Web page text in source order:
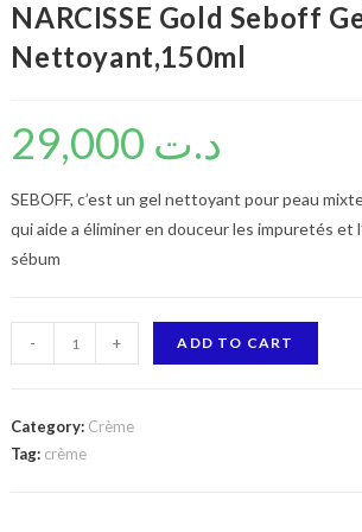
NARCISSE Gold Seboff
Nettoyant,150ml
د.ت
SEBOFF, c’est un gel nettoyant pour peau
qui aide a éliminer en douceur les impuretés et
sébum
NARCISSE
Gold
Gel
Nettoyant,150ml
- + ADD TO CART
Category: Crème
Tag: crème